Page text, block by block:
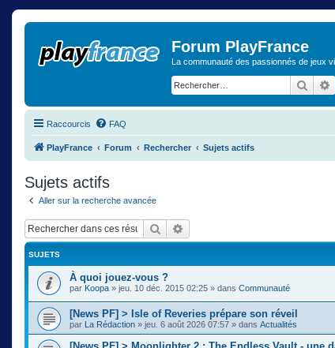
Forum PlayFrance
La communauté des passionnés de jeux
Raccourcis FAQ
PlayFrance Forum Rechercher Sujets actifs
Sujets actifs
Aller sur la recherche avancée
Rechercher
SUJETS
À quoi jouez-vous ?
par Koopa » jeu. 10 déc. 2015 02:25 » dans Communauté
[News PF] > Isle of Reveries prépare son réveil
par La Rédaction » jeu. 6 août 2026 07:57 » dans Actualités